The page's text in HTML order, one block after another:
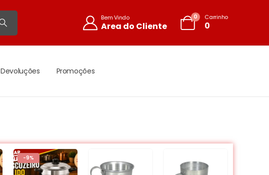
Bem Vindo
Area do Cliente
0 Carrinho
0
Devoluções Promoções
-9%